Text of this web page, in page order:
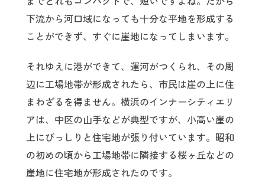
下流から河口域になっても十分な平地を形成する
ことができず、すぐに崖地になってしまいます。
それゆえに港ができて、運河がつくられ、その周
辺に工場地帯が形成されたら、市民は崖の上に住
まわざるを得ません。横浜のインナーシティエリ
アは、中区の山手などが典型ですが、小高い崖の
上にびっしりと住宅地が張り付いています。昭和
の初めの頃から工場地帯に隣接する桜ヶ丘などの
崖地に住宅地が形成されたのです。